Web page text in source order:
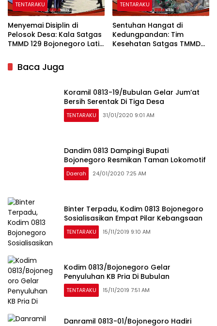
TENTARAKU
Menyemai Disiplin di
Pelosok Desa: Kala Satgas
TMMD 129 Bojonegoro Latih
Atap Kesongo
TENTARAKU
Sentuhan Hangat di
Kedungpandan: Tim
Kesehatan Satgas TMMD
Baca Juga
Koramil 0813-19/Bubulan Gelar Jum’at
Bersih Serentak Di Tiga Desa
TENTARAKU 31/01/2020 9:01 AM
Dandim 0813 Dampingi Bupati
Bojonegoro Resmikan Taman Lokomotif
Daerah 24/01/2020 7:25 AM
Binter Terpadu, Kodim 0813 Bojonegoro
Sosialisasikan Empat Pilar Kebangsaan
TENTARAKU 15/11/2019 9:10 AM
Kodim 0813/Bojonegoro Gelar
Penyuluhan KB Pria Di Bubulan
TENTARAKU 15/11/2019 7:51 AM
Danramil 0813-01/Bojonegoro Hadiri